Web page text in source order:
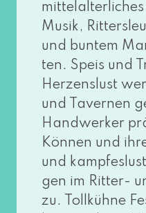
Musik,
und bun­tem
ten. Speis und
Herzenslust
und Tavernen
Handwerker
Können und
und
gen im Ritter-
zu. Tollkühne